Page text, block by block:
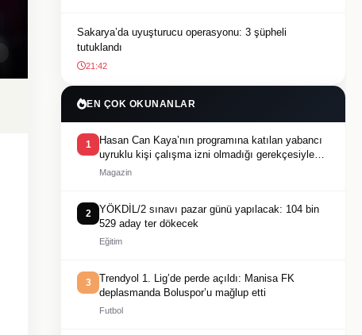
Sakarya’da uyuşturucu operasyonu: 3 şüpheli
tutuklandı
21:42
EN ÇOK OKUNANLAR
1
Hasan Can Kaya’nın programına katılan yabancı
uyruklu kişi çalışma izni olmadığı gerekçesiyle
gözaltına alındı
Magazin
2
YÖKDİL/2 sınavı pazar günü yapılacak: 104 bin
529 aday ter dökecek
Eğitim
3
Trendyol 1. Lig’de perde açıldı: Manisa FK
deplasmanda Boluspor’u mağlup etti
Futbol